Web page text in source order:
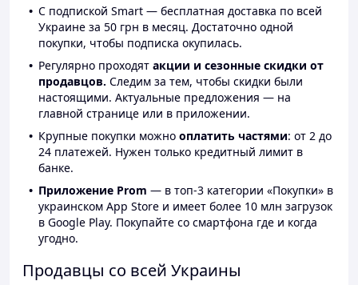
С подпиской Smart — бесплатная доставка по всей
Украине за 50 грн в месяц. Достаточно одной
покупки, чтобы подписка окупилась.
Регулярно проходят акции и сезонные скидки от
продавцов. Следим за тем, чтобы скидки были
настоящими. Актуальные предложения — на
главной странице или в приложении.
Крупные покупки можно оплатить частями: от 2 до
24 платежей. Нужен только кредитный лимит в
банке.
Приложение Prom — в топ-3 категории «Покупки» в
украинском App Store и имеет более 10 млн загрузок
в Google Play. Покупайте со смартфона где и когда
угодно.
Продавцы со всей Украины